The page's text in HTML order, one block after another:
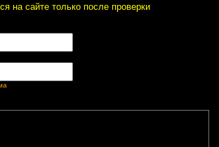
на сайте только после проверки